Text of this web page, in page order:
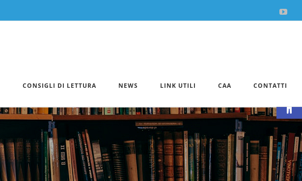
CONSIGLI DI LETTURA NEWS LINK UTILI CAA CONTATTI